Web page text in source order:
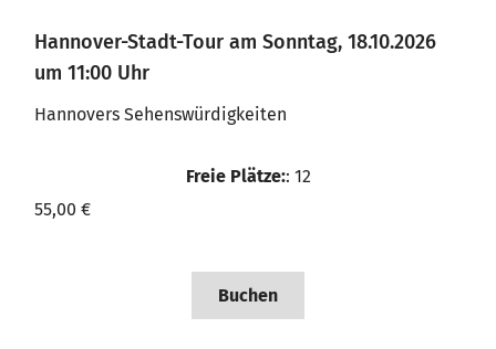
Hannover-Stadt-Tour am Sonntag, 18.10.2026
um 11:00 Uhr
Hannovers Sehenswürdigkeiten
Freie Plätze:: 12
55,00 €
Buchen